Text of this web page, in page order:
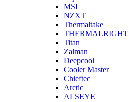
MSI
NZXT
Thermaltake
THERMALRIGHT
Titan
Zalman
Deepcool
Cooler Master
Chieftec
Arctic
ALSEYE